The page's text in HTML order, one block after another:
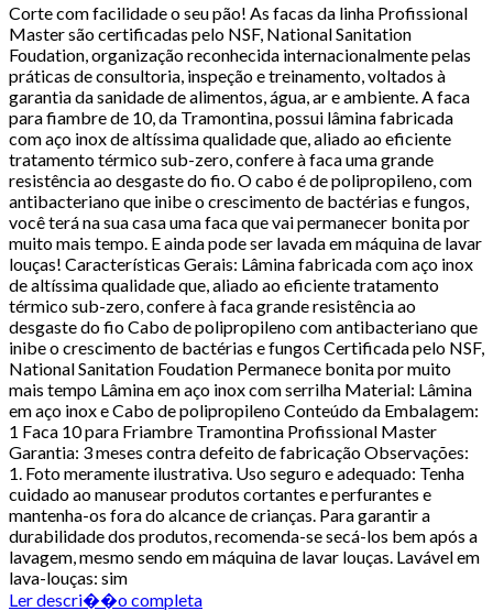
Corte com facilidade o seu pão! As facas da linha Profissional
Master são certificadas pelo NSF, National Sanitation
Foudation, organização reconhecida internacionalmente pelas
práticas de consultoria, inspeção e treinamento, voltados à
garantia da sanidade de alimentos, água, ar e ambiente. A faca
para fiambre de 10, da Tramontina, possui lâmina fabricada
com aço inox de altíssima qualidade que, aliado ao eficiente
tratamento térmico sub-zero, confere à faca uma grande
resistência ao desgaste do fio. O cabo é de polipropileno, com
antibacteriano que inibe o crescimento de bactérias e fungos,
você terá na sua casa uma faca que vai permanecer bonita por
muito mais tempo. E ainda pode ser lavada em máquina de lavar
louças! Características Gerais: Lâmina fabricada com aço inox
de altíssima qualidade que, aliado ao eficiente tratamento
térmico sub-zero, confere à faca grande resistência ao
desgaste do fio Cabo de polipropileno com antibacteriano que
inibe o crescimento de bactérias e fungos Certificada pelo NSF,
National Sanitation Foudation Permanece bonita por muito
mais tempo Lâmina em aço inox com serrilha Material: Lâmina
em aço inox e Cabo de polipropileno Conteúdo da Embalagem:
1 Faca 10 para Friambre Tramontina Profissional Master
Garantia: 3 meses contra defeito de fabricação Observações:
1. Foto meramente ilustrativa. Uso seguro e adequado: Tenha
cuidado ao manusear produtos cortantes e perfurantes e
mantenha-os fora do alcance de crianças. Para garantir a
durabilidade dos produtos, recomenda-se secá-los bem após a
lavagem, mesmo sendo em máquina de lavar louças. Lavável em
lava-louças: sim
Ler descri��o completa